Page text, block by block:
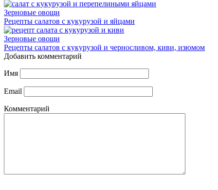
Зерновые овощи
Рецепты салатов с кукурузой и яйцами
Зерновые овощи
Рецепты салатов с кукурузой и черносливом, киви, изюмом
Добавить комментарий
Имя
Email
Комментарий